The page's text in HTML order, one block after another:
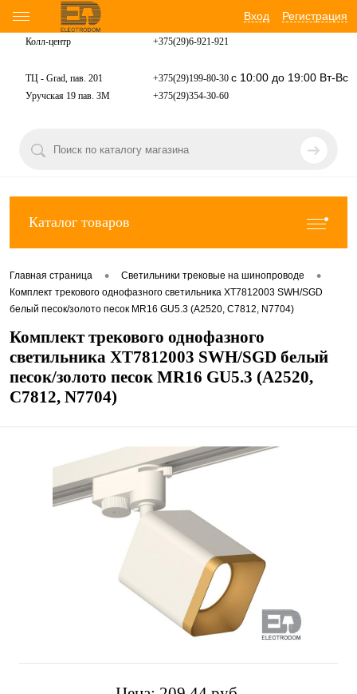
Вход Регистрация
Колл-центр +375(29)6-921-921
ТЦ - Grad, пав. 201 +375(29)199-80-30 с 10:00 до 19:00 Вт-Вс
Уручская 19 пав. 3М +375(29)354-30-60
Каталог товаров
Главная страница • Светильники трековые на шинопроводе •
Комплект трекового однофазного светильника XT7812003 SWH/SGD
белый песок/золото песок MR16 GU5.3 (A2520, C7812, N7704)
Комплект трекового однофазного
светильника XT7812003 SWH/SGD белый
песок/золото песок MR16 GU5.3 (A2520,
C7812, N7704)